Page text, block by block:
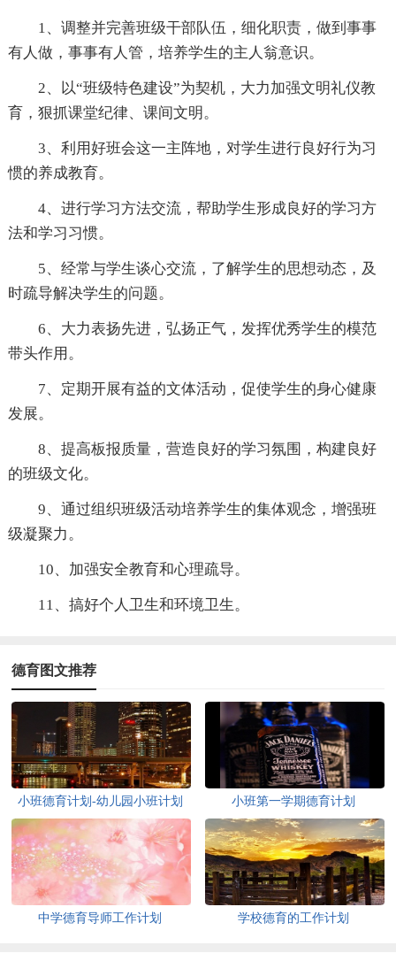
1、调整并完善班级干部队伍，细化职责，做到事事
有人做，事事有人管，培养学生的主人翁意识。
2、以“班级特色建设”为契机，大力加强文明礼仪教
育，狠抓课堂纪律、课间文明。
3、利用好班会这一主阵地，对学生进行良好行为习
惯的养成教育。
4、进行学习方法交流，帮助学生形成良好的学习方
法和学习习惯。
5、经常与学生谈心交流，了解学生的思想动态，及
时疏导解决学生的问题。
6、大力表扬先进，弘扬正气，发挥优秀学生的模范
带头作用。
7、定期开展有益的文体活动，促使学生的身心健康
发展。
8、提高板报质量，营造良好的学习氛围，构建良好
的班级文化。
9、通过组织班级活动培养学生的集体观念，增强班
级凝聚力。
10、加强安全教育和心理疏导。
11、搞好个人卫生和环境卫生。
德育图文推荐
小班德育计划-幼儿园小班计划 小班第一学期德育计划
中学德育导师工作计划 学校德育的工作计划